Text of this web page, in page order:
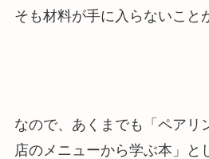
そも材料が手に入らないこと
なので、あくまでも「 ペアリ
店のメニューから学ぶ本 」と